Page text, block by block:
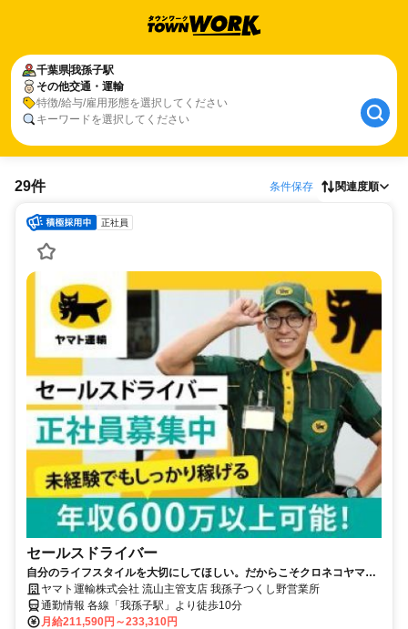
千葉県我孫子駅
その他交通・運輸
特徴/給与/雇用形態を選択してください
キーワードを選択してください
29件 条件保存 関連度順
正社員
セールスドライバー
自分のライフスタイルを大切にしてほしい。だからこそクロネコヤマト
は収入も休日も充実
ヤマト運輸株式会社 流山主管支店 我孫子つくし野営業所
通勤情報 各線「我孫子駅」より徒歩10分
月給211,590円～233,310円